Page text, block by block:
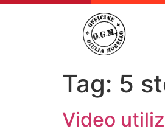
Tag: 5
Video